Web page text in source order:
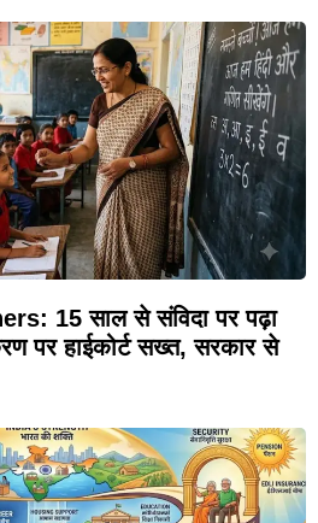
15 साल से संविदा पर पढ़ा
पर हाईकोर्ट सख्त, सरकार से